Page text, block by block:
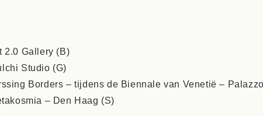
2.0 Gallery (B)
Studio (G)
Borders – tijdens de Biennale van Venetië –
– Den Haag (S)